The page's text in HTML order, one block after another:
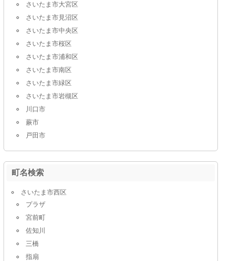
さいたま市大宮区
さいたま市見沼区
さいたま市中央区
さいたま市桜区
さいたま市浦和区
さいたま市南区
さいたま市緑区
さいたま市岩槻区
川口市
蕨市
戸田市
町名検索
さいたま市西区
プラザ
宮前町
佐知川
三橋
指扇